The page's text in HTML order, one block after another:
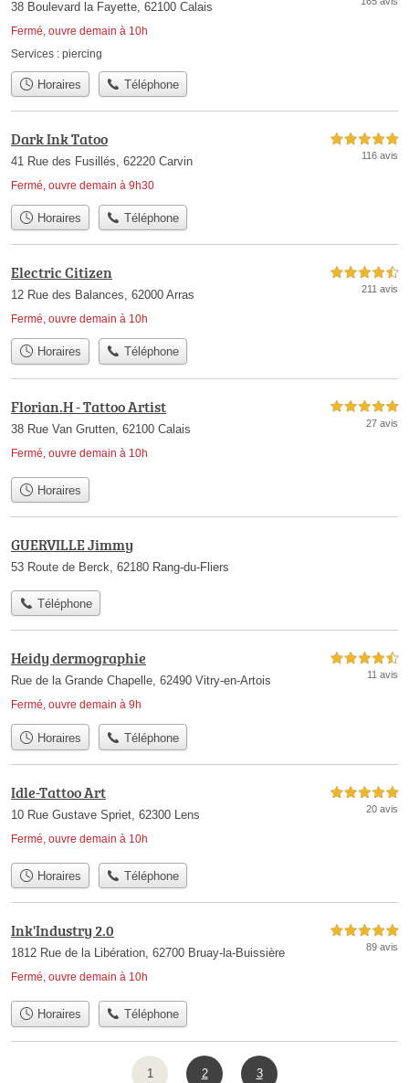
38 Boulevard la Fayette, 62100 Calais
Fermé, ouvre demain à 10h
Services : piercing
Horaires Téléphone
Dark Ink Tatoo
41 Rue des Fusillés, 62220 Carvin
Fermé, ouvre demain à 9h30
5,0 étoiles sur 5
116 avis
Horaires Téléphone
Electric Citizen
12 Rue des Balances, 62000 Arras
Fermé, ouvre demain à 10h
4,5 étoiles sur 5
211 avis
Horaires Téléphone
Florian.H - Tattoo Artist
38 Rue Van Grutten, 62100 Calais
Fermé, ouvre demain à 10h
5,0 étoiles sur 5
27 avis
Horaires
GUERVILLE Jimmy
53 Route de Berck, 62180 Rang-du-Fliers
Téléphone
Heidy dermographie
Rue de la Grande Chapelle, 62490 Vitry-en-Artois
Fermé, ouvre demain à 9h
4,5 étoiles sur 5
11 avis
Horaires Téléphone
Idle-Tattoo Art
10 Rue Gustave Spriet, 62300 Lens
Fermé, ouvre demain à 10h
5,0 étoiles sur 5
20 avis
Horaires Téléphone
Ink'Industry 2.0
1812 Rue de la Libération, 62700 Bruay-la-Buissière
Fermé, ouvre demain à 10h
5,0 étoiles sur 5
89 avis
Horaires Téléphone
1 2 3